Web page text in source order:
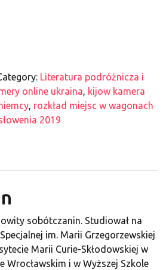
Literatura podróżnicza i
online ukraina, kijow kamera
, rozkład miejsc w wagonach
2019
sobótczanin. Studiował na
im. Marii Grzegorzewskiej
Marii Curie-Skłodowskiej w
Wrocławskim i w Wyższej Szkole